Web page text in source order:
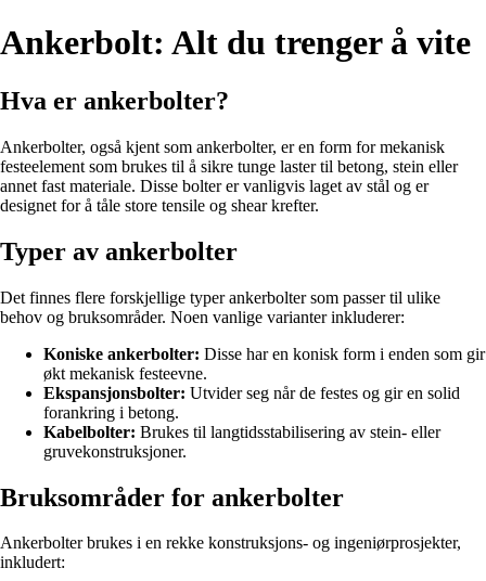
Ankerbolt: Alt du trenger å vite
Hva er ankerbolter?
Ankerbolter, også kjent som ankerbolter, er en form for mekanisk
festeelement som brukes til å sikre tunge laster til betong, stein eller
annet fast materiale. Disse bolter er vanligvis laget av stål og er
designet for å tåle store tensile og shear krefter.
Typer av ankerbolter
Det finnes flere forskjellige typer ankerbolter som passer til ulike
behov og bruksområder. Noen vanlige varianter inkluderer:
Koniske ankerbolter: Disse har en konisk form i enden som gir
økt mekanisk festeevne.
Ekspansjonsbolter: Utvider seg når de festes og gir en solid
forankring i betong.
Kabelbolter: Brukes til langtidsstabilisering av stein- eller
gruvekonstruksjoner.
Bruksområder for ankerbolter
Ankerbolter brukes i en rekke konstruksjons- og ingeniørprosjekter,
inkludert: